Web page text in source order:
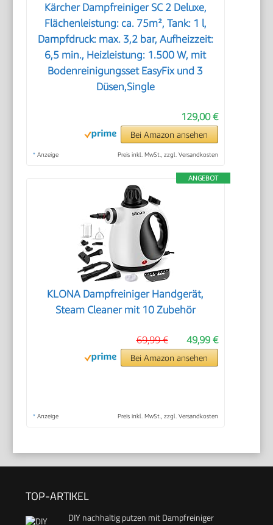
Kärcher Dampfreiniger SC 2 Deluxe,
Flächenleistung: ca. 75m², Tank: 1 l,
Dampfdruck: max. 3,2 bar, Aufheizzeit:
6,5 min., Heizleistung: 1.500 W, mit
Bodenreinigungsset EasyFix und 3
Düsen,Single
129,00 €
Bei Amazon ansehen
* Anzeige Preis inkl. MwSt., zzgl. Versandkosten
ANGEBOT
KLONA Dampfreiniger Handgerät,
Steam Cleaner mit 10 Zubehör
49,99 €
69,99 €
Bei Amazon ansehen
* Anzeige Preis inkl. MwSt., zzgl. Versandkosten
TOP-ARTIKEL
DIY nachhaltig putzen mit Dampfreiniger